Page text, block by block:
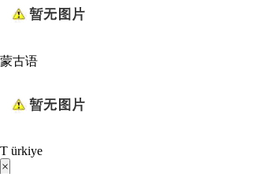
蒙古语
T ürkiye
×